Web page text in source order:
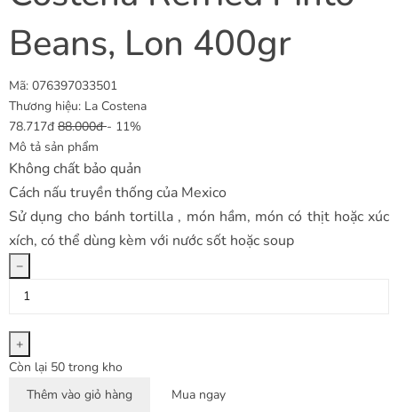
Beans, Lon 400gr
Mã: 076397033501
Thương hiệu: La Costena
78.717đ 88.000đ- 11%
Mô tả sản phẩm
Không chất bảo quản
Cách nấu truyền thống của Mexico
Sử dụng cho bánh tortilla , món hầm, món có thịt hoặc xúc
xích, có thể dùng kèm với nước sốt hoặc soup
−
+
Còn lại 50 trong kho
Thêm vào giỏ hàng
Mua ngay